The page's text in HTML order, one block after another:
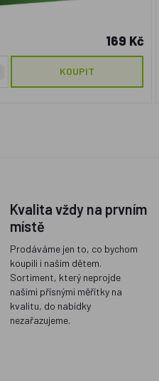
169 Kč
KOUPIT
Kvalita vždy na prvním
místě
Prodáváme jen to, co bychom
koupili i našim dětem.
Sortiment, který neprojde
našimi přísnými měřítky na
kvalitu, do nabídky
nezařazujeme.